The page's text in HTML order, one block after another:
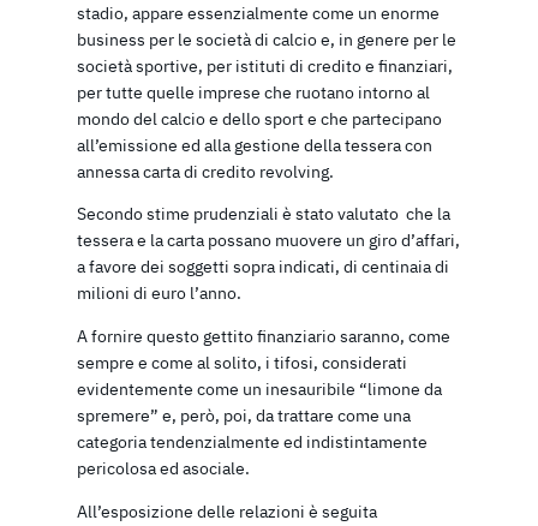
stadio, appare essenzialmente come un enorme
business per le società di calcio e, in genere per le
società sportive, per istituti di credito e finanziari,
per tutte quelle imprese che ruotano intorno al
mondo del calcio e dello sport e che partecipano
all’emissione ed alla gestione della tessera con
annessa carta di credito revolving.
Secondo stime prudenziali è stato valutato che la
tessera e la carta possano muovere un giro d’affari,
a favore dei soggetti sopra indicati, di centinaia di
milioni di euro l’anno.
A fornire questo gettito finanziario saranno, come
sempre e come al solito, i tifosi, considerati
evidentemente come un inesauribile “limone da
spremere” e, però, poi, da trattare come una
categoria tendenzialmente ed indistintamente
pericolosa ed asociale.
All’esposizione delle relazioni è seguita